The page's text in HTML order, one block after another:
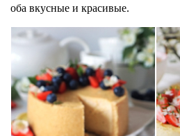
оба вкусные и красивые.